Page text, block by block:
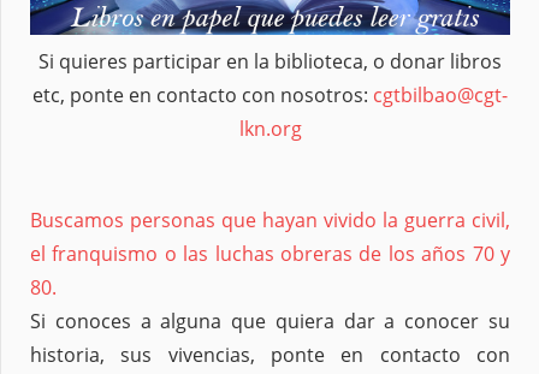
Si quieres participar en la biblioteca, o donar libros
etc, ponte en contacto con nosotros: cgtbilbao@cgt-
lkn.org
Buscamos personas que hayan vivido la guerra civil,
el franquismo o las luchas obreras de los años 70 y
80.
Si conoces a alguna que quiera dar a conocer su
historia, sus vivencias, ponte en contacto con